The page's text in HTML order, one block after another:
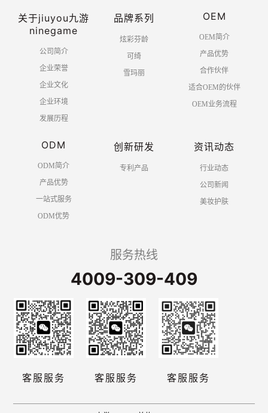
关于jiuyou九游
ninegame
公司简介
企业荣誉
企业文化
企业环境
发展历程
品牌系列
炫彩芬龄
可绮
雪玛丽
OEM
OEM简介
产品优势
合作伙伴
适合OEM的伙伴
OEM业务流程
ODM
ODM简介
产品优势
一站式服务
ODM优势
创新研发
专利产品
资讯动态
行业动态
公司新闻
美妆护肤
服务热线
4009-309-409
客服服务 客服服务 客服服务